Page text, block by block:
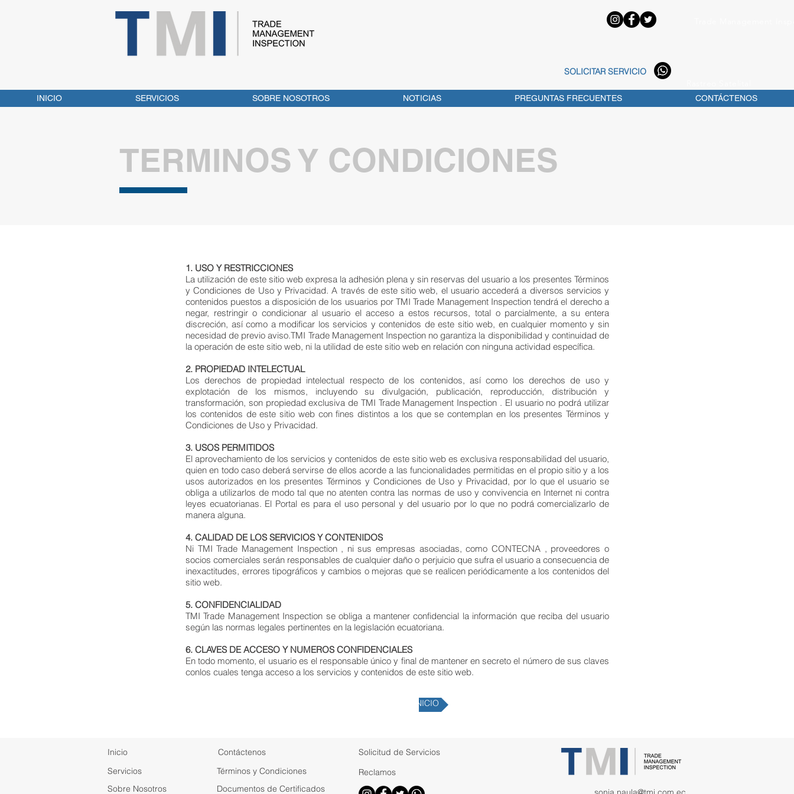
SOLICITAR SERVICIO
INICIO SERVICIOS SOBRE NOSOTROS NOTICIAS PREGUNTAS FRECUENTES CONTÁCTENOS
TERMINOS Y CONDICIONES
1. USO Y RESTRICCIONES
La utilización de este sitio web expresa la adhesión plena y sin reservas del usuario a los presentes Términos
y Condiciones de Uso y Privacidad. A través de este sitio web, el usuario accederá a diversos servicios y
contenidos puestos a disposición de los usuarios por TMI Trade Management Inspection tendrá el derecho a
negar, restringir o condicionar al usuario el acceso a estos recursos, total o parcialmente, a su entera
discreción, así como a modificar los servicios y contenidos de este sitio web, en cualquier momento y sin
necesidad de previo aviso.TMI Trade Management Inspection no garantiza la disponibilidad y continuidad de
la operación de este sitio web, ni la utilidad de este sitio web en relación con ninguna actividad específica.
2. PROPIEDAD INTELECTUAL
Los derechos de propiedad intelectual respecto de los contenidos, así como los derechos de uso y
explotación de los mismos, incluyendo su divulgación, publicación, reproducción, distribución y
transformación, son propiedad exclusiva de TMI Trade Management Inspection . El usuario no podrá utilizar
los contenidos de este sitio web con fines distintos a los que se contemplan en los presentes Términos y
Condiciones de Uso y Privacidad.
3. USOS PERMITIDOS
El aprovechamiento de los servicios y contenidos de este sitio web es exclusiva responsabilidad del usuario,
quien en todo caso deberá servirse de ellos acorde a las funcionalidades permitidas en el propio sitio y a los
usos autorizados en los presentes Términos y Condiciones de Uso y Privacidad, por lo que el usuario se
obliga a utilizarlos de modo tal que no atenten contra las normas de uso y convivencia en Internet ni contra
leyes ecuatorianas. El Portal es para el uso personal y del usuario por lo que no podrá comercializarlo de
manera alguna.
4. CALIDAD DE LOS SERVICIOS Y CONTENIDOS
Ni TMI Trade Management Inspection , ni sus empresas asociadas, como CONTECNA , proveedores o
socios comerciales serán responsables de cualquier daño o perjuicio que sufra el usuario a consecuencia de
inexactitudes, errores tipográficos y cambios o mejoras que se realicen periódicamente a los contenidos del
sitio web.
5. CONFIDENCIALIDAD
TMI Trade Management Inspection se obliga a mantener confidencial la información que reciba del usuario
según las normas legales pertinentes en la legislación ecuatoriana.
6. CLAVES DE ACCESO Y NUMEROS CONFIDENCIALES
En todo momento, el usuario es el responsable único y final de mantener en secreto el número de sus claves
conlos cuales tenga acceso a los servicios y contenidos de este sitio web.
REGRESAR AL INICIO
Inicio
Contáctenos
Servicios
Términos y Condiciones
Sobre Nosotros
Documentos de Certificados
Solicitud de Servicios
Reclamos